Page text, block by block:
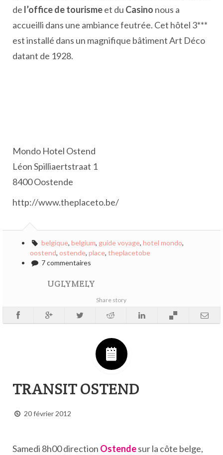
de l’office de tourismeet du Casino nous a
accueilli dans une ambiance feutrée. Cet hôtel 3***
est installé dans un magnifique bâtiment Art Déco
datant de 1928.
Mondo Hotel Ostend
Léon Spilliaertstraat 1
8400 Oostende
http://www.theplaceto.be/
belgique, belgium, guide voyage, hotel mondo,
oostend, ostende, place, theplacetobe
7 commentaires
UGLYMELY
Share story
TRANSIT OSTEND
20 février 2012
Samedi 8h00 direction Ostendesur la côte belge,